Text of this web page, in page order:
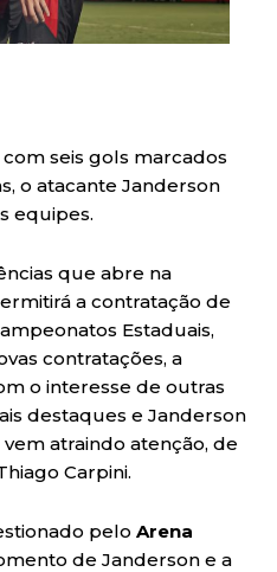
seis gols marcados
o atacante Janderson
equipes.
que abre na
a contratação de
Estaduais,
contratações, a
o interesse de outras
destaques e Janderson
atraindo atenção, de
Carpini.
pelo Arena
de Janderson e a